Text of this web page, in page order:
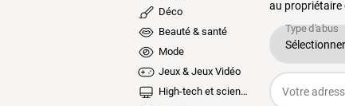
Déco
Beauté & santé
Mode
Jeux & Jeux Vidéo
High-tech et sciences
au propriétaire